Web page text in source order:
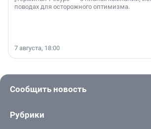
поводах для осторожного оптимизма.
7 августа, 18:00
Сообщить новость
Рубрики